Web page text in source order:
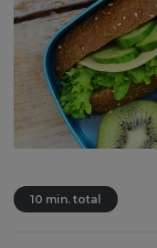
10 min. total